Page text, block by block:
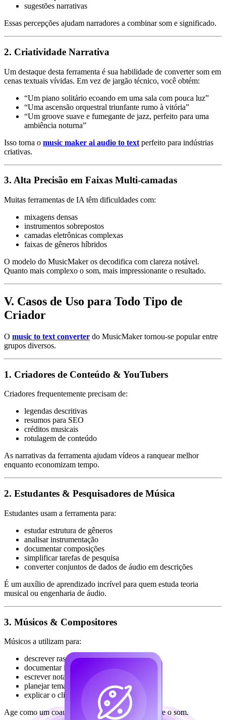
sugestões narrativas
Essas percepções ajudam narradores a combinar som e significado.
2. Criatividade Narrativa
Um destaque desta ferramenta é sua habilidade de converter som em
cenas textuais vívidas. Em vez de jargão técnico, você obtém:
“Um piano solitário ecoando em uma sala com pouca luz”
“Uma ascensão orquestral triunfante rumo à vitória”
“Um groove suave e fumegante de jazz, perfeito para uma
ambiência noturna”
Isso torna o music maker ai audio to text perfeito para indústrias
criativas.
3. Alta Precisão em Faixas Multi-camadas
Muitas ferramentas de IA têm dificuldades com:
mixagens densas
instrumentos sobrepostos
camadas eletrônicas complexas
faixas de gêneros híbridos
O modelo do MusicMaker os decodifica com clareza notável.
Quanto mais complexo o som, mais impressionante o resultado.
V. Casos de Uso para Todo Tipo de
Criador
O music to text converter do MusicMaker tornou-se popular entre
grupos diversos.
1. Criadores de Conteúdo & YouTubers
Criadores frequentemente precisam de:
legendas descritivas
resumos para SEO
créditos musicais
rotulagem de conteúdo
As narrativas da ferramenta ajudam vídeos a ranquear melhor
enquanto economizam tempo.
2. Estudantes & Pesquisadores de Música
Estudantes usam a ferramenta para:
estudar estrutura de gêneros
analisar instrumentação
documentar composições
simplificar tarefas de pesquisa
converter conjuntos de dados de áudio em descrições
É um auxílio de aprendizado incrível para quem estuda teoria
musical ou engenharia de áudio.
3. Músicos & Compositores
Músicos a utilizam para:
descrever rascunhos
documentar ideias
escrever notas de lançamento
planejar temas de álbum
explicar o clima para colaboradores
Age como um coautor que entende profundamente o som.